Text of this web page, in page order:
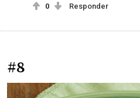
0 Responder
#8